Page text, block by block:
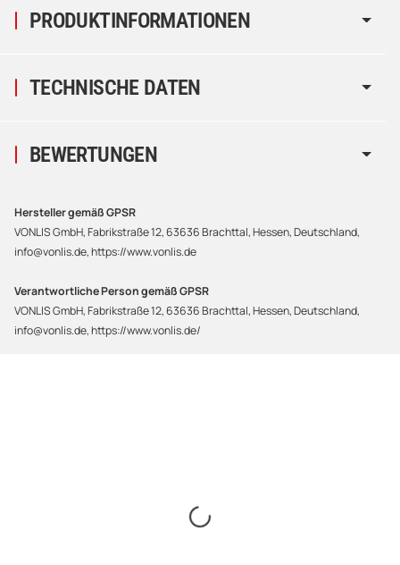
PRODUKTINFORMATIONEN
TECHNISCHE DATEN
BEWERTUNGEN
Hersteller gemäß GPSR
VONLIS GmbH, Fabrikstraße 12, 63636 Brachttal, Hessen, Deutschland,
info@vonlis.de, https://www.vonlis.de
Verantwortliche Person gemäß GPSR
VONLIS GmbH, Fabrikstraße 12, 63636 Brachttal, Hessen, Deutschland,
info@vonlis.de, https://www.vonlis.de/